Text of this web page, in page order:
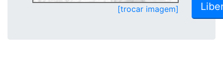
[trocar imagem]